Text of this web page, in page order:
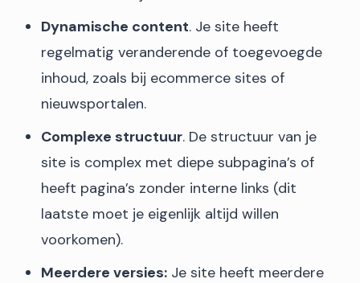
Dynamische content. Je site heeft
regelmatig veranderende of toegevoegde
inhoud, zoals bij ecommerce sites of
nieuwsportalen.
Complexe structuur. De structuur van je
site is complex met diepe subpagina’s of
heeft pagina’s zonder interne links (dit
laatste moet je eigenlijk altijd willen
voorkomen).
Meerdere versies: Je site heeft meerdere